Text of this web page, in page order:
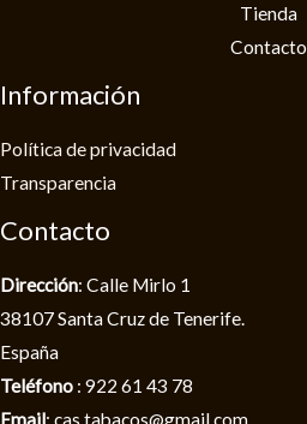
Tienda
Contacto
Información
Política de privacidad​
Transparencia
Contacto
Dirección: Calle Mirlo 1
38107 Santa Cruz de Tenerife.
España
Teléfono : 922 61 43 78
Email: cas.tabacos@gmail.com